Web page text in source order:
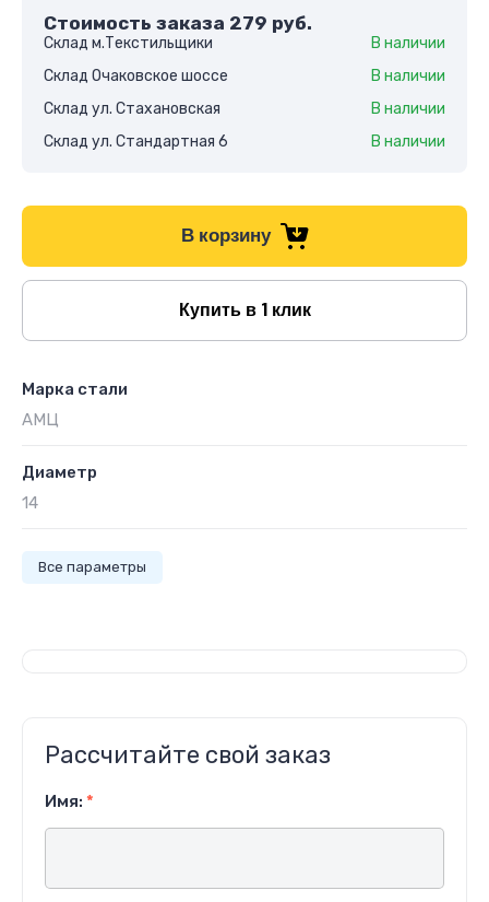
Стоимость заказа 279 руб.
Склад м.Текстильщики
В наличии
Склад Очаковское шоссе
В наличии
Склад ул. Стахановская
В наличии
Склад ул. Стандартная 6
В наличии
В корзину
Купить в 1 клик
Марка стали
АМЦ
Диаметр
14
Все параметры
Рассчитайте свой заказ
Имя: *